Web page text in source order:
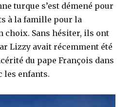
turque s’est démené pour
à la famille pour la
choix. Sans hésiter, ils ont
Lizzy avait récemment été
du pape François dans
les enfants.